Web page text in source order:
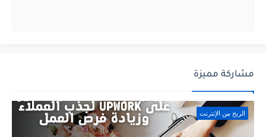
مشاركة مميزة
الربح من الإنترنت